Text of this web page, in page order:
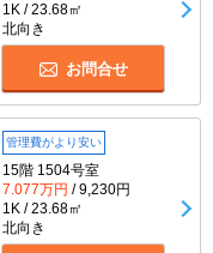
1K / 23.68㎡
北向き
お問合せ
管理費がより安い
15階 1504号室
7.077万円 / 9,230円
1K / 23.68㎡
北向き